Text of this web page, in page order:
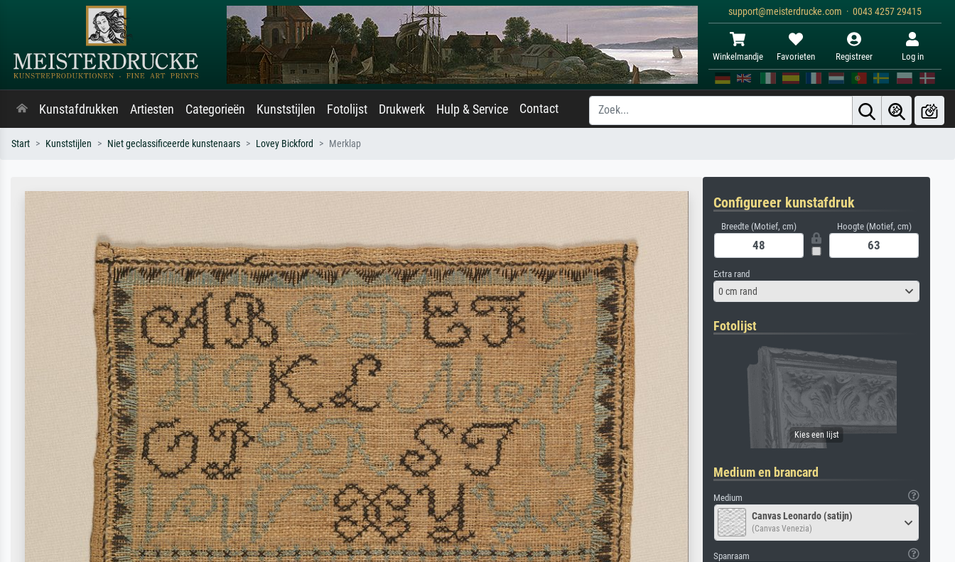
support@meisterdrucke.com · 0043 4257 29415
Winkelmandje Favorieten Registreer Log in
Kunstafdrukken Artiesten Categorieën Kunststijlen Fotolijst Drukwerk Hulp & Service Contact
Start Kunststijlen Niet geclassificeerde kunstenaars Lovey Bickford Merklap
Configureer kunstafdruk
Breedte (Motief, cm) Hoogte (Motief, cm)
Extra rand
0 cm rand
Fotolijst
Medium en brancard
Medium
Canvas Leonardo (satijn)
(Canvas Venezia)
Spanraam